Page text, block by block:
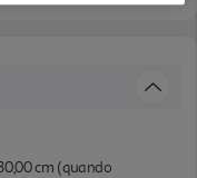
cm (quando